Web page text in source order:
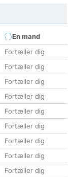
En mand
Fortæller dig
Fortæller dig
Fortæller dig
Fortæller dig
Fortæller dig
Fortæller dig
Fortæller dig
Fortæller dig
Fortæller dig